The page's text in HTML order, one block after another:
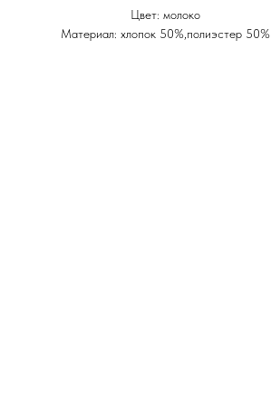
Цвет: молоко
Материал: хлопок 50%,полиэстер 50%